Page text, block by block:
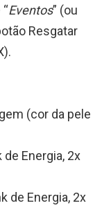
Eventos” (ou
Resgatar
(cor da pele
Energia, 2x
de Energia, 2x